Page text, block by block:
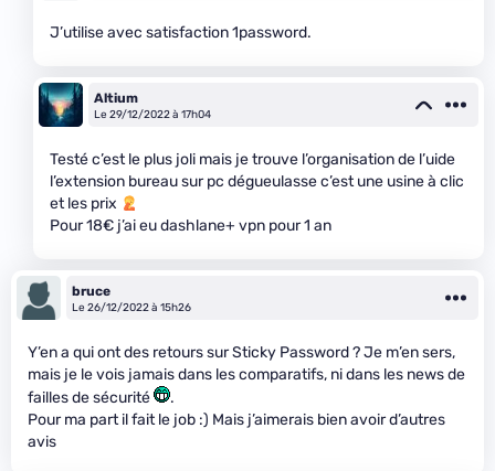
J’utilise avec satisfaction 1password.
Altium
Le 29/12/2022 à 17h04
Testé c’est le plus joli mais je trouve l’organisation de l’uide
l’extension bureau sur pc dégueulasse c’est une usine à clic
et les prix
Pour 18€ j’ai eu dashlane+ vpn pour 1 an
bruce
Le 26/12/2022 à 15h26
Y’en a qui ont des retours sur Sticky Password ? Je m’en sers,
mais je le vois jamais dans les comparatifs, ni dans les news de
failles de sécurité
.
Pour ma part il fait le job :) Mais j’aimerais bien avoir d’autres
avis